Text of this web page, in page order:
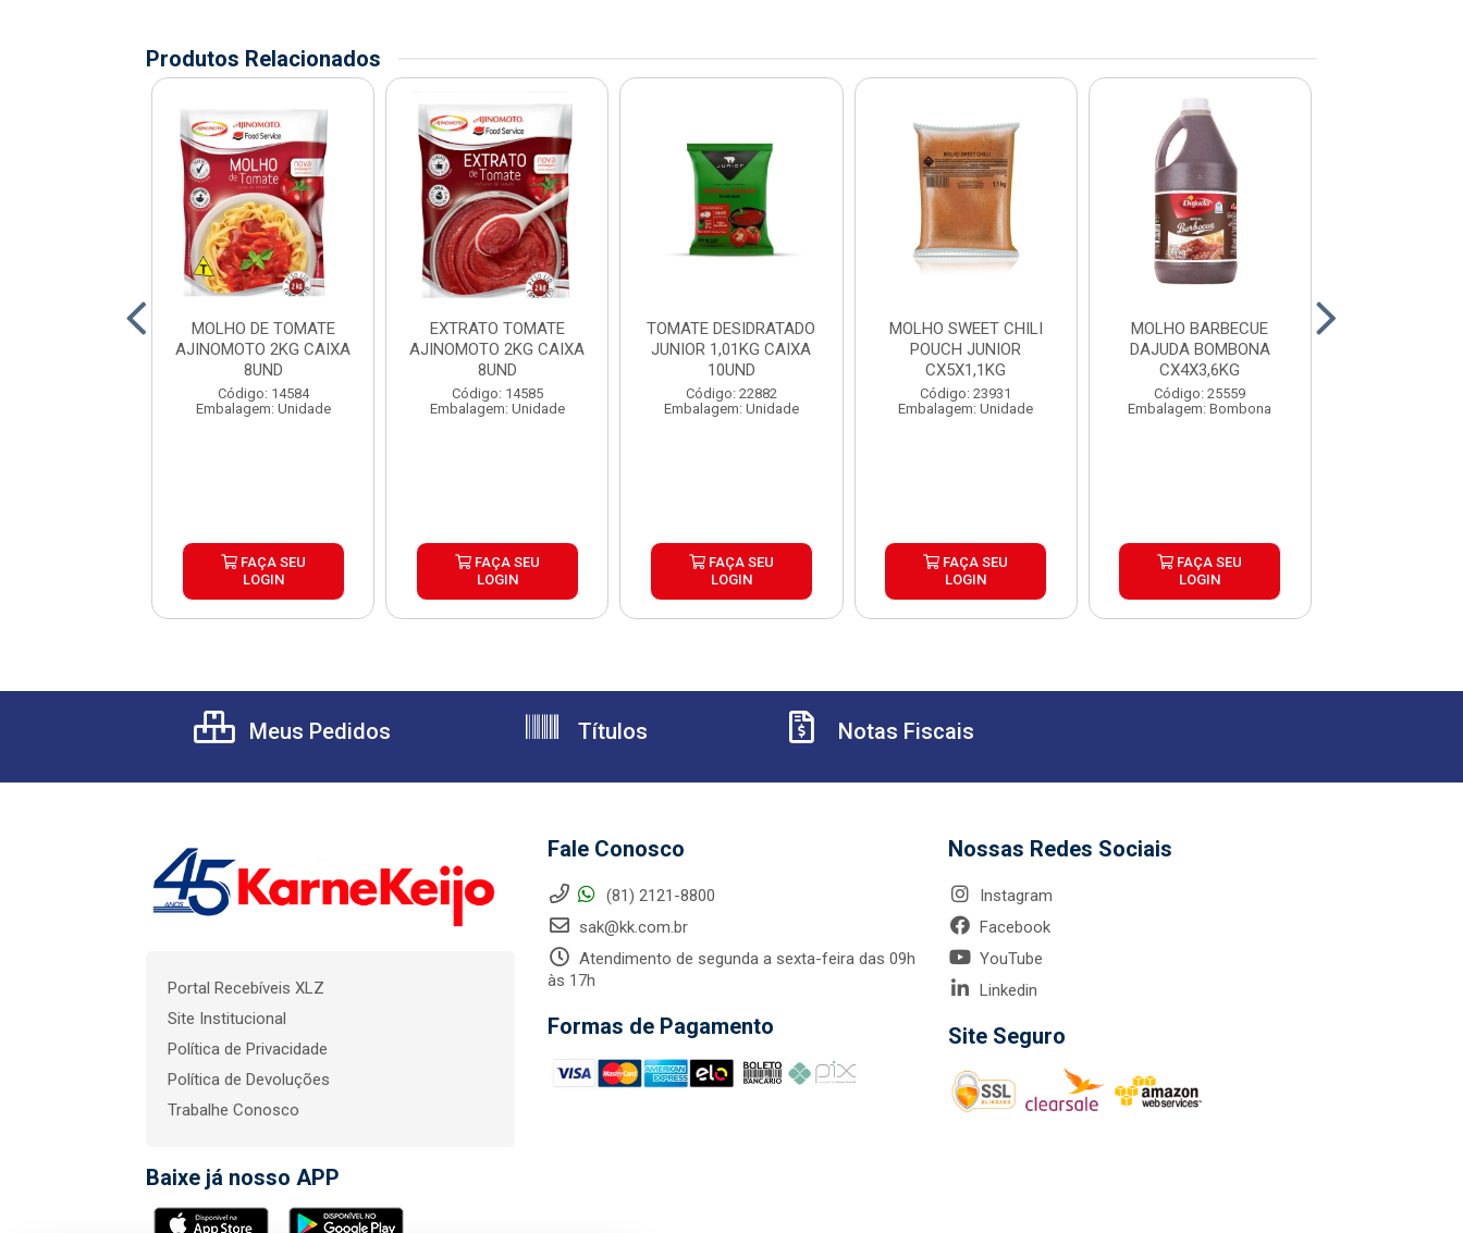
Produtos Relacionados
MOLHO DE TOMATE
AJINOMOTO 2KG CAIXA
8UND
Código: 14584
Embalagem: Unidade
FAÇA SEU
LOGIN
EXTRATO TOMATE
AJINOMOTO 2KG CAIXA
8UND
Código: 14585
Embalagem: Unidade
FAÇA SEU
LOGIN
TOMATE DESIDRATADO
JUNIOR 1,01KG CAIXA
10UND
Código: 22882
Embalagem: Unidade
FAÇA SEU
LOGIN
MOLHO SWEET CHILI
POUCH JUNIOR
CX5X1,1KG
Código: 23931
Embalagem: Unidade
FAÇA SEU
LOGIN
MOLHO BARBECUE
DAJUDA BOMBONA
CX4X3,6KG
Código: 25559
Embalagem: Bombona
FAÇA SEU
LOGIN
Meus Pedidos Títulos Notas Fiscais
Portal Recebíveis XLZ
Site Institucional
Política de Privacidade
Política de Devoluções
Trabalhe Conosco
Baixe já nosso APP
Fale Conosco
(81) 2121-8800
sak@kk.com.br
Atendimento de segunda a sexta-feira das 09h
às 17h
Formas de Pagamento
Nossas Redes Sociais
Instagram
Facebook
YouTube
Linkedin
Site Seguro